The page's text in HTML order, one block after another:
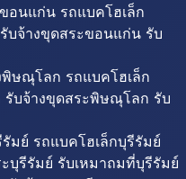
อนแก่น รถแบคโฮเล็ก
จ้างขุดสระขอนแก่น รับ
ษณุโลก รถแบคโฮเล็ก
บจ้างขุดสระพิษณุโลก รับ
มย์ รถแบคโฮเล็กบุรีรัมย์
บุรีรัมย์ รับเหมาถมที่บุรีรัมย์